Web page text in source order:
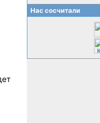
Нас сосчитали